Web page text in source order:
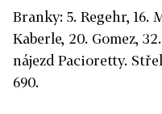
Branky: 5. Regehr, 16.
Kaberle, 20. Gomez,
nájezd Pacioretty.
690.